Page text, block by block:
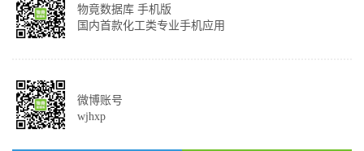
物竟数据库 手机版
国内首款化工类专业手机应用
微博账号
wjhxp